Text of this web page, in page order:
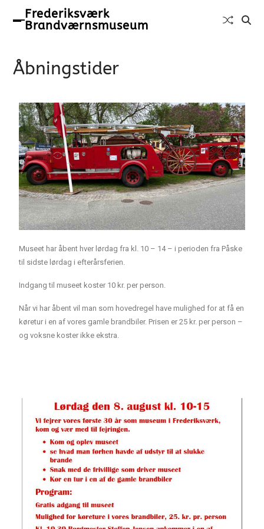
Frederiksværk
Brandværnsmuseum
Åbningstider​
Museet har åbent hver lørdag fra kl. 10 – 14 – i perioden fra Påske
til sidste lørdag i efterårsferien.
Indgang til museet koster 10 kr. per person.
Når vi har åbent vil man som hovedregel have mulighed for at få en
køretur i en af vores gamle brandbiler. Prisen er 25 kr. per person –
og voksne koster ikke ekstra.